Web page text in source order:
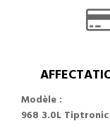
Modèle :
968 3.0L Tiptronic